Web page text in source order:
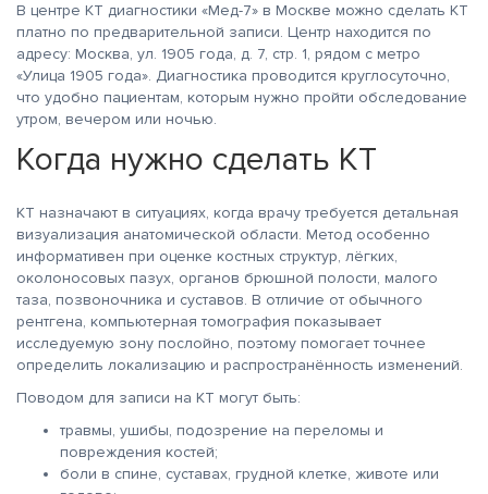
В центре КТ диагностики «Мед-7» в Москве можно сделать КТ
платно по предварительной записи. Центр находится по
адресу: Москва, ул. 1905 года, д. 7, стр. 1, рядом с метро
«Улица 1905 года». Диагностика проводится круглосуточно,
что удобно пациентам, которым нужно пройти обследование
утром, вечером или ночью.
Когда нужно сделать КТ
КТ назначают в ситуациях, когда врачу требуется детальная
визуализация анатомической области. Метод особенно
информативен при оценке костных структур, лёгких,
околоносовых пазух, органов брюшной полости, малого
таза, позвоночника и суставов. В отличие от обычного
рентгена, компьютерная томография показывает
исследуемую зону послойно, поэтому помогает точнее
определить локализацию и распространённость изменений.
Поводом для записи на КТ могут быть:
травмы, ушибы, подозрение на переломы и
повреждения костей;
боли в спине, суставах, грудной клетке, животе или